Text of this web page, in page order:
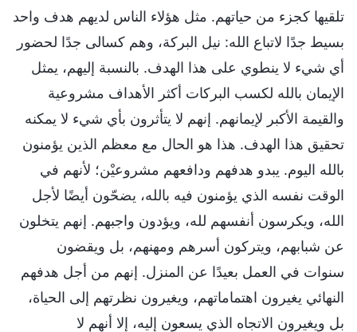
تلقيها كجزء من حياتهم. مثل هؤلاء الناس لديهم هدف واحد
بسيط جدًا لاتباع الله: نيل البركة، وهم كسالى جدًا لحضور
أي شيء لا ينطوي على هذا الهدف. بالنسبة إليهم، يمثل
الإيمان بالله لكسب البركات أكثر الأهداف مشروعية
والقيمة الأكبر لإيمانهم. إنهم لا يتأثرون بأي شيء لا يمكنه
تحقيق هذا الهدف. هذا هو الحال مع معظم الذين يؤمنون
بالله اليوم. يبدو هدفهم ودافعهم مشروعيْن؛ لأنهم في
الوقت نفسه الذي يؤمنون فيه بالله، يضحّون أيضًا لأجل
الله، ويكرسون أنفسهم لله، ويؤدون واجبهم. إنهم يتخلون
عن شبابهم، ويتركون أسرهم ومهنهم، بل ويقضون
سنوات في العمل بعيدًا عن المنزل. إنهم من أجل هدفهم
النهائي يغيرون اهتماماتهم، ويغيرون نظرتهم إلى الحياة،
بل ويغيرون الاتجاه الذي يسعون إليه، إلا أنهم لا